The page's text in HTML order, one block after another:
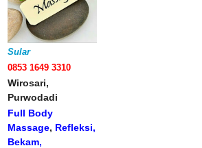
Sular
0853 1649 3310
Wirosari,
Purwodadi
Full Body
Massage, Refleksi,
Bekam,